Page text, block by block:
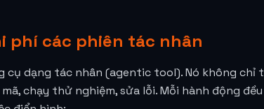
phí các phiên tác nhân
cụ dạng tác nhân (agentic tool). Nó không
chạy thử nghiệm, sửa lỗi. Mỗi hành động